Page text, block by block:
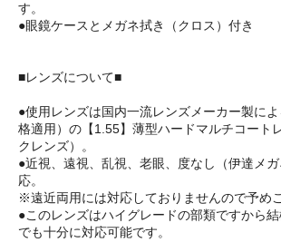
す。
●眼鏡ケースとメガネ拭き（クロス）付き
■レンズについて■
●使用レンズは国内一流レンズメーカー製に
格適用）の【1.55】薄型ハードマルチコート
クレンズ）。
●近視、遠視、乱視、老眼、度なし（伊達メ
応。
※遠近両用には対応しておりませんので予め
●このレンズはハイグレードの部類ですから
でも十分に対応可能です。